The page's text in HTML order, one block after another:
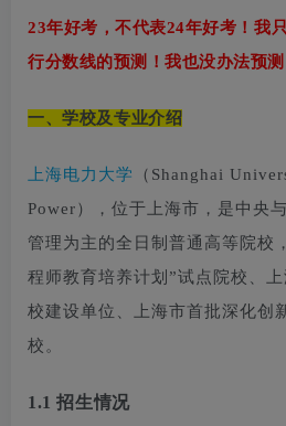
23年好考，不代表24年好考！我
行分数线的预测！我也没办法预测
一、学校及专业介绍
上海电力大学
（Shanghai
Power），位于上海市，是中央
管理为主的全日制普通高等院校
程师教育培养计划”试点院校、
校建设单位、上海市首批深化创
校。
1.1 招生情况